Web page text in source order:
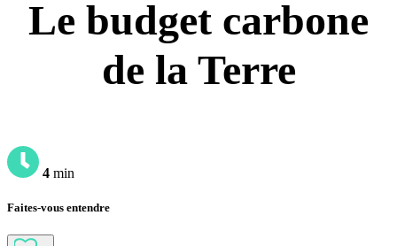
Le budget carbone
de la Terre
4 min
Faites-vous entendre